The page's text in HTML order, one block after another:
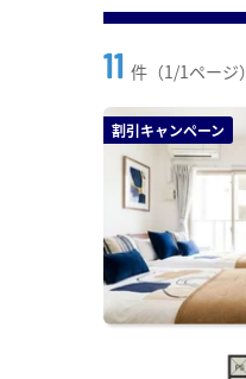
11 件（1/1ページ）
割引キャンペーン